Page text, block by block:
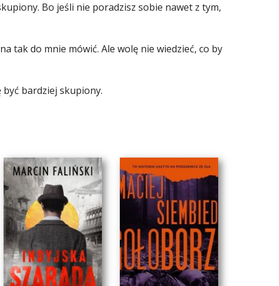
Bo jeśli nie poradzisz sobie nawet z tym,
tak do mnie mówić. Ale wolę nie wiedzieć, co by
być bardziej skupiony.